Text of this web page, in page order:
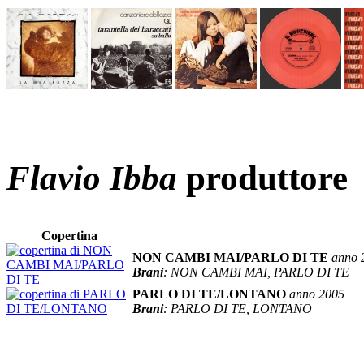
Flavio Ibba produttore
Copertina
NON CAMBI MAI/PARLO DI TE anno
Brani: NON CAMBI MAI, PARLO DI TE
PARLO DI TE/LONTANO anno 2005
Brani: PARLO DI TE, LONTANO